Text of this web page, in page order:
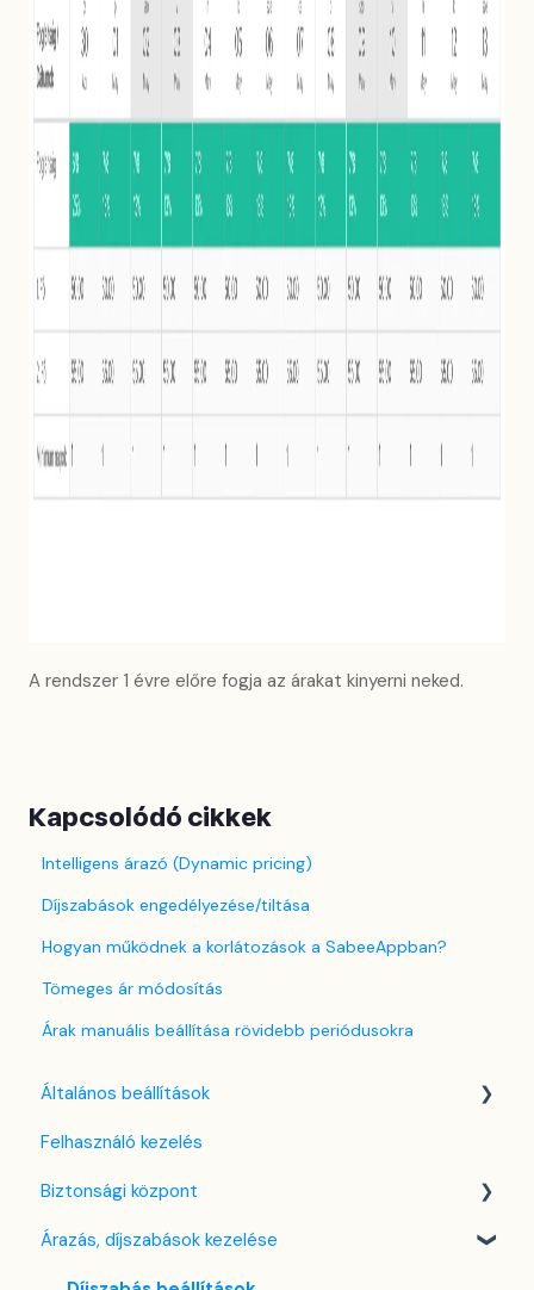
A rendszer 1 évre előre fogja az árakat kinyerni neked.
Kapcsolódó cikkek
Intelligens árazó (Dynamic pricing)
Díjszabások engedélyezése/tiltása
Hogyan működnek a korlátozások a SabeeAppban?
Tömeges ár módosítás
Árak manuális beállítása rövidebb periódusokra
Általános beállítások
Nyelv beállítások
Cég / Szálláshely beállítások
Adó beállítások
Felhasználó kezelés
Biztonsági központ
Kulcsfájl kezelés
Árazás, díjszabások kezelése